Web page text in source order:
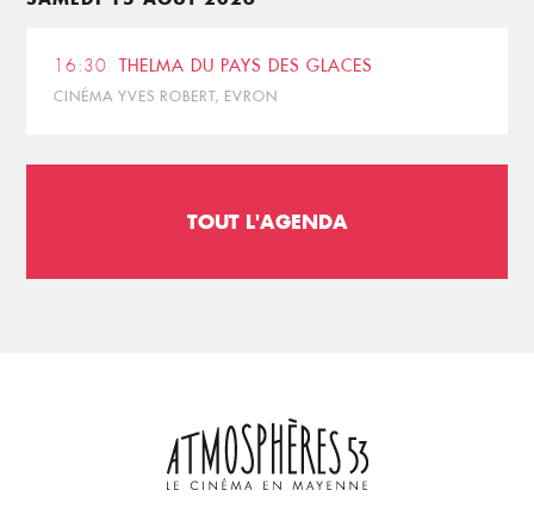
16:30 THELMA DU PAYS DES GLACES
CINÉMA YVES ROBERT, EVRON
TOUT L'AGENDA